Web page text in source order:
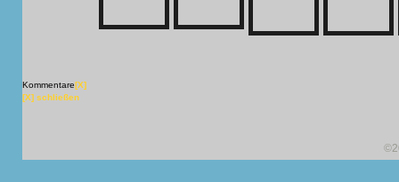
Kommentare[X]
[X] schließen